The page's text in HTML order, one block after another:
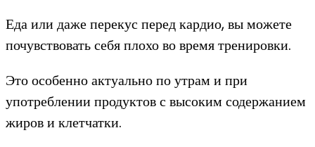
Еда или даже перекус перед кардио, вы можете
почувствовать себя плохо во время тренировки.
Это особенно актуально по утрам и при
употреблении продуктов с высоким содержанием
жиров и клетчатки.